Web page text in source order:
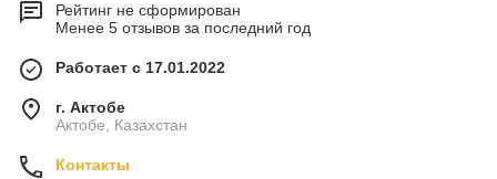
Рейтинг не сформирован
Менее 5 отзывов за последний год
Работает с 17.01.2022
г. Актобе
Актобе, Казахстан
Контакты